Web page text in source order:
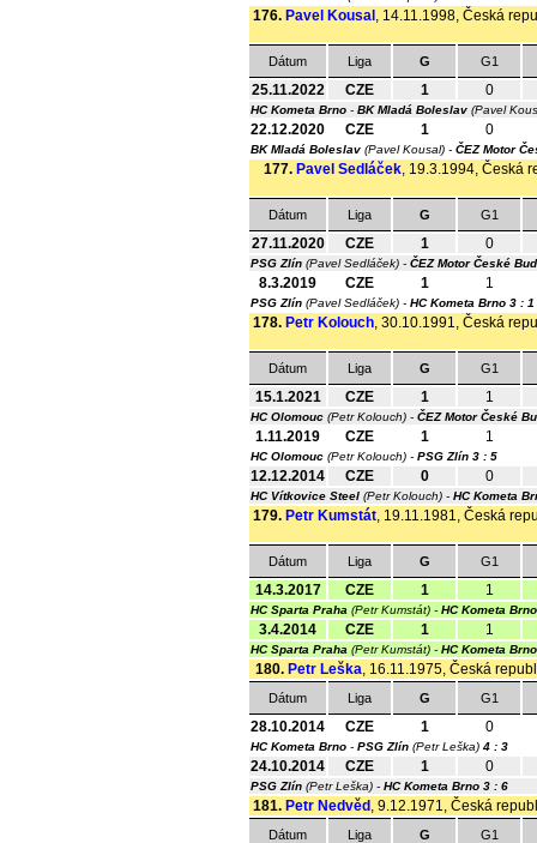
176. Pavel Kousal , 14.11.1998, Česká
Dátum Liga G G1
25.11.2022 CZE 1 0
HC Kometa Brno - BK Mladá Boleslav (Pavel
22.12.2020 CZE 1 0
BK Mladá Boleslav (Pavel Kousal) - ČEZ Motor
177. Pavel Sedláček, 19.3.1994, Česká
Dátum Liga G G1
27.11.2020 CZE 1 0
PSG Zlín (Pavel Sedláček) - ČEZ Motor České
8.3.2019 CZE 1 1
PSG Zlín (Pavel Sedláček) - HC Kometa Brno 3 : 1
178. Petr Kolouch, 30.10.1991, Česká
Dátum Liga G G1
15.1.2021 CZE 1 1
HC Olomouc (Petr Kolouch) - ČEZ Motor České
1.11.2019 CZE 1 1
HC Olomouc (Petr Kolouch) - PSG Zlín 3 : 5
12.12.2014 CZE 0 0
HC Vítkovice Steel (Petr Kolouch) - HC Kometa
179. Petr Kumstát, 19.11.1981, Česká
Dátum Liga G G1
14.3.2017 CZE 1 1
HC Sparta Praha (Petr Kumstát) - HC Kometa Brno
3.4.2014 CZE 1 1
HC Sparta Praha (Petr Kumstát) - HC Kometa Brno
180. Petr Leška, 16.11.1975, Česká
Dátum Liga G G1
28.10.2014 CZE 1 0
HC Kometa Brno - PSG Zlín (Petr Leška) 4 : 3
24.10.2014 CZE 1 0
PSG Zlín (Petr Leška) - HC Kometa Brno 3 : 6
181. Petr Nedvěd , 9.12.1971, Česká
Dátum Liga G G1